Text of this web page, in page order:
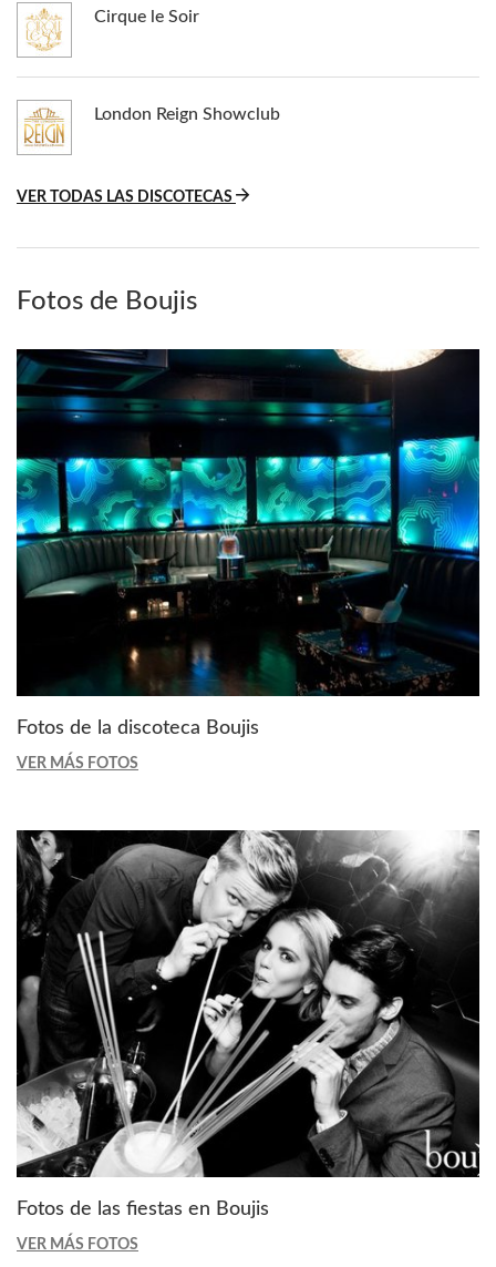
Cirque le Soir
London Reign Showclub
VER TODAS LAS DISCOTECAS
Fotos de Boujis
Fotos de la discoteca Boujis
VER MÁS FOTOS
Fotos de las fiestas en Boujis
VER MÁS FOTOS